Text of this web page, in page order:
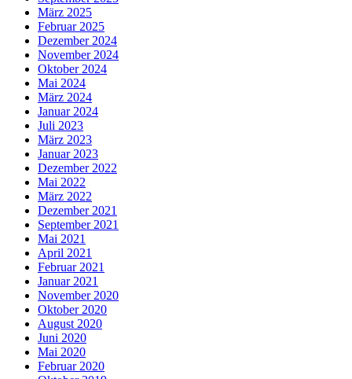
März 2025
Februar 2025
Dezember 2024
November 2024
Oktober 2024
Mai 2024
März 2024
Januar 2024
Juli 2023
März 2023
Januar 2023
Dezember 2022
Mai 2022
März 2022
Dezember 2021
September 2021
Mai 2021
April 2021
Februar 2021
Januar 2021
November 2020
Oktober 2020
August 2020
Juni 2020
Mai 2020
Februar 2020